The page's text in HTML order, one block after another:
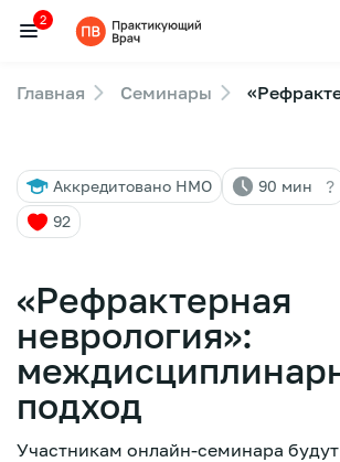
Семинары
Лекторы
FAQ
2
Главная Семинары
Аккредитовано НМО 90 мин ?
92
«Рефрактерная
неврология»:
подход
Участникам онлайн-семинара